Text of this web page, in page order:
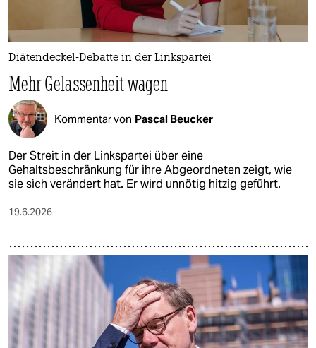
Diätendeckel-Debatte in der Linkspartei
Mehr Gelassenheit wagen
Kommentar von Pascal Beucker
Der Streit in der Linkspartei über eine
Gehaltsbeschränkung für ihre Abgeordneten zeigt, wie
sie sich verändert hat. Er wird unnötig hitzig geführt.
19.6.2026